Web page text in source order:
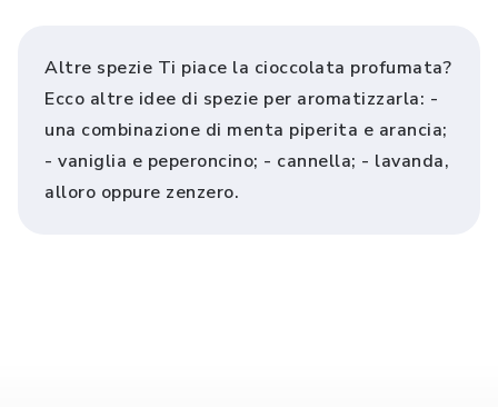
Altre spezie Ti piace la cioccolata profumata?
Ecco altre idee di spezie per aromatizzarla: -
una combinazione di menta piperita e arancia;
- vaniglia e peperoncino; - cannella; - lavanda,
alloro oppure zenzero.